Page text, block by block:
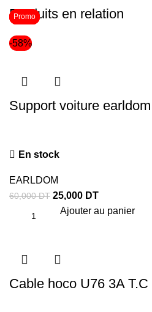
Produits en relation
-58%
Promo
Support voiture
En stock
EARLDOM
60,000DT 25,000 DT
Ajouter au panier
Cable hoco U76 3A T.C
Promo
Promo